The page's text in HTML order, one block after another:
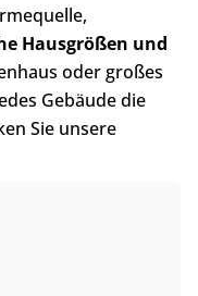
Hausgrößen und
oder großes
Gebäude die
Sie unsere